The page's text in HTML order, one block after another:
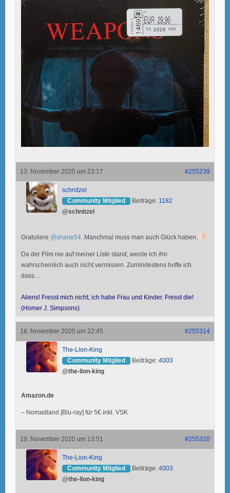
13. November 2025 um 23:17 #255239
schnitzel
Community Mitglied
Beiträge: 1182
@schnitzel
Gratuliere @shane54. Manchmal muss man auch Glück haben.
Da der Film nie auf meiner Liste stand, werde ich ihn
wahrscheinlich auch nicht vermissen. Zumindestens hoffe ich
dass…
Aliens! Fresst mich nicht, ich habe Frau und Kinder. Fresst die!
(Homer J. Simpsons)
18. November 2025 um 22:45 #255314
The-Lion-King
Community Mitglied
Beiträge: 4003
@the-lion-king
Amazon.de
– Nomadland [Blu-ray] für 5€ inkl. VSK
19. November 2025 um 13:51 #255320
The-Lion-King
Community Mitglied
Beiträge: 4003
@the-lion-king